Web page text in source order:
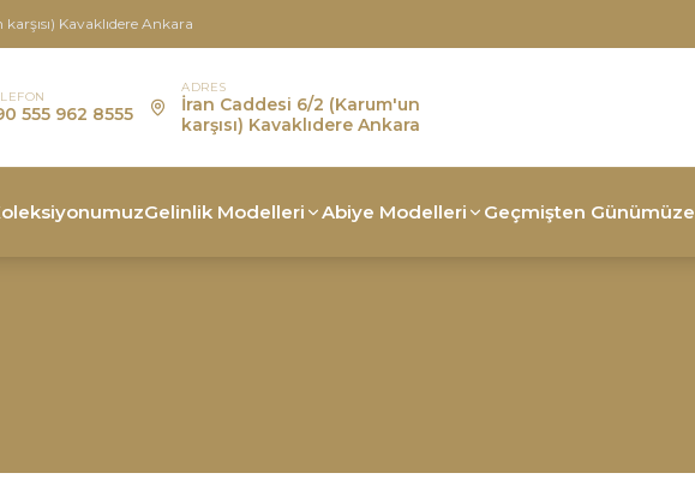
Kavaklıdere Ankara
555 962 8555
ADRES
İran Caddesi 6/2 (Karum'un
karşısı) Kavaklıdere Ankara
Gelinlik Modelleri Abiye Modelleri Geçmişten Günümüze